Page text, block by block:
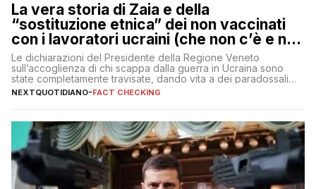
La vera storia di Zaia e della
“sostituzione etnica” dei non vaccinati
con i lavoratori ucraini (che non c’è e non
ci sarà)
Le dichiarazioni del Presidente della Regione Veneto
sull’accoglienza di chi scappa dalla guerra in Ucraina sono
state completamente travisate, dando vita a dei paradossali
falsi che girano sui social
NEXTQUOTIDIANO-FACT CHECKING